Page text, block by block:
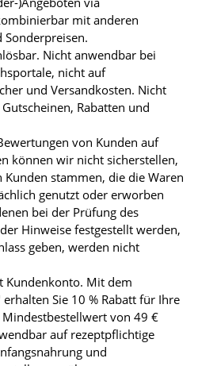
mit anderen
Sonderpreisen.
Nicht anwendbar bei
nicht auf
und Versandkosten. Nicht
Rabatten und
von Kunden auf
können wir nicht sicherstellen,
stammen, die die Waren
genutzt oder erworben
bei der Prüfung des
Hinweise festgestellt werden,
geben, werden nicht
Kundenkonto. Mit dem
Sie 10 % Rabatt für Ihre
von 49 €
auf rezeptpflichtige
und